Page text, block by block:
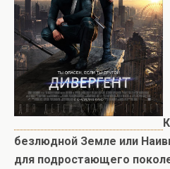
безлюдной Земле или
для подростающего